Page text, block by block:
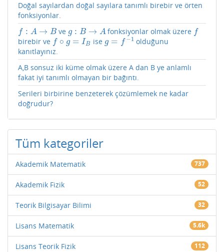
Doğal sayılardan doğal sayılara tanımlı birebir ve örten
fonksiyonlar.
f : A → B
f:A→B ve g : B → A
g: B →A fonksiyonlar olmak üzere f
f
birebir ve f ∘ g = IB
f∘ g =IB ise g = f −1
g=f− 1
olduğunu
kanıtlayınız.
A,B sonsuz iki küme olmak üzere A dan B ye anlamlı
fakat iyi tanımlı olmayan bir bağıntı.
Serileri birbirine benzeterek çözümlemek ne kadar
doğrudur?
Tüm kategoriler
Akademik Matematik 737
Akademik Fizik 52
Teorik Bilgisayar Bilimi 32
Lisans Matematik 5.6k
Lisans Teorik Fizik 112